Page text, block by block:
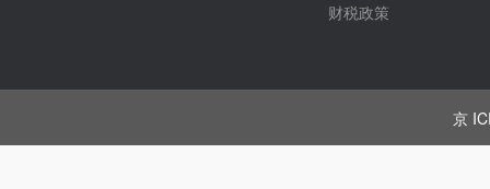
财税政策
京